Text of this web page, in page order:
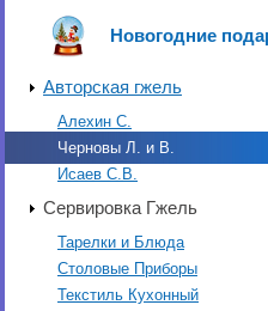
Новогодние
Авторская гжель
Алехин С.
Черновы Л. и В.
Исаев С.В.
Сервировка Гжель
Тарелки и Блюда
Столовые Приборы
Текстиль Кухонный